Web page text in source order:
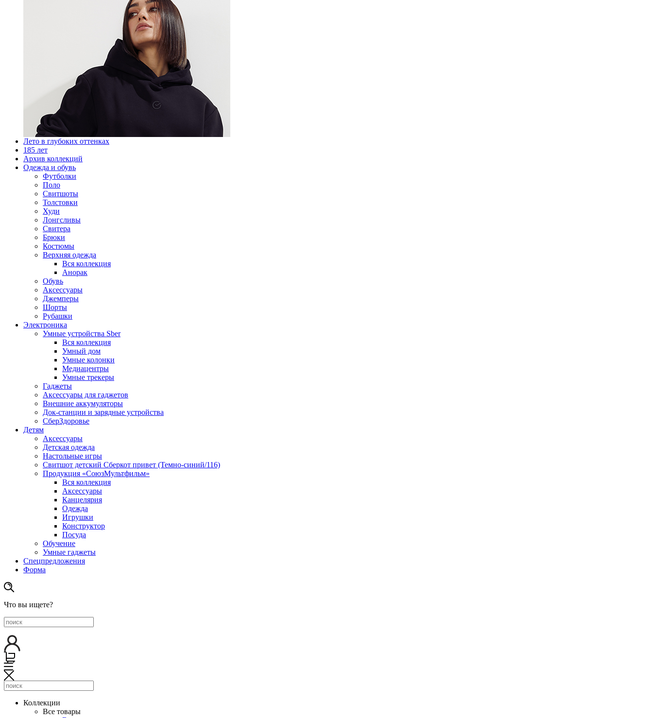
Лето в глубоких оттенках
185 лет
Архив коллекций
Одежда и обувь
Футболки
Поло
Свитшоты
Толстовки
Худи
Лонгсливы
Свитера
Брюки
Костюмы
Верхняя одежда
Вся коллекция
Анорак
Обувь
Аксессуары
Джемперы
Шорты
Рубашки
Электроника
Умные устройства Sber
Вся коллекция
Умный дом
Умные колонки
Медиацентры
Умные трекеры
Гаджеты
Аксессуары для гаджетов
Внешние аккумуляторы
Док-станции и зарядные устройства
СберЗдоровье
Детям
Аксессуары
Детская одежда
Настольные игры
Свитшот детский Сберкот привет (Темно-синий/116)
Продукция «СоюзМультфильм»
Вся коллекция
Аксессуары
Канцелярия
Одежда
Игрушки
Конструктор
Посуда
Обучение
Умные гаджеты
Спецпредложения
Форма
Что вы ищете?
Коллекции
Все товары